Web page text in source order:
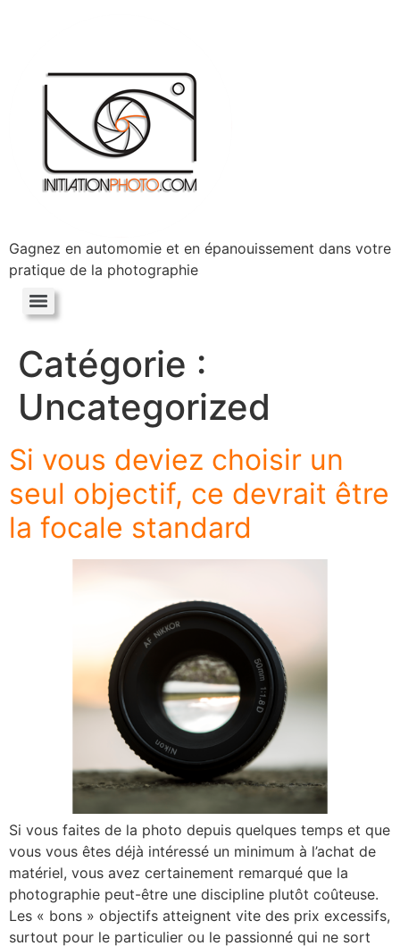
Gagnez en automomie et en épanouissement dans votre
pratique de la photographie
Catégorie :
Uncategorized
Si vous deviez choisir un
seul objectif, ce devrait être
la focale standard
Si vous faites de la photo depuis quelques temps et que
vous vous êtes déjà intéressé un minimum à l’achat de
matériel, vous avez certainement remarqué que la
photographie peut-être une discipline plutôt coûteuse.
Les « bons » objectifs atteignent vite des prix excessifs,
surtout pour le particulier ou le passionné qui ne sort